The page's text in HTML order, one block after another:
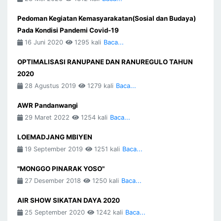
Pedoman Kegiatan Kemasyarakatan(Sosial dan Budaya)
Pada Kondisi Pandemi Covid-19
16 Juni 2020 1295 kali Baca...
OPTIMALISASI RANUPANE DAN RANUREGULO TAHUN
2020
28 Agustus 2019 1279 kali Baca...
AWR Pandanwangi
29 Maret 2022 1254 kali Baca...
LOEMADJANG MBIYEN
19 September 2019 1251 kali Baca...
"MONGGO PINARAK YOSO"
27 Desember 2018 1250 kali Baca...
AIR SHOW SIKATAN DAYA 2020
25 September 2020 1242 kali Baca...